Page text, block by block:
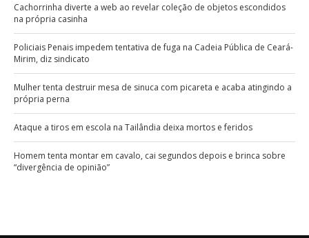
Cachorrinha diverte a web ao revelar coleção de objetos escondidos
na própria casinha
Policiais Penais impedem tentativa de fuga na Cadeia Pública de Ceará-
Mirim, diz sindicato
Mulher tenta destruir mesa de sinuca com picareta e acaba atingindo a
própria perna
Ataque a tiros em escola na Tailândia deixa mortos e feridos
Homem tenta montar em cavalo, cai segundos depois e brinca sobre
“divergência de opinião”